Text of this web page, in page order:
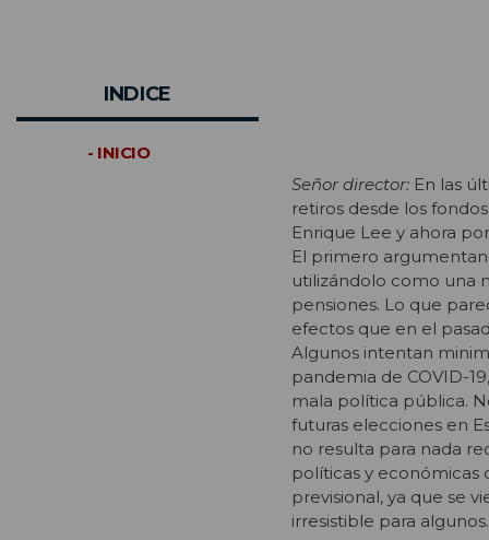
INDICE
- INICIO
Señor director: En las
retiros desde los
Enrique Lee y ahora
El primero
utilizándolo como una
pensiones. Lo que
efectos que en el
Algunos intentan
pandemia de COVID-
mala política pública.
futuras elecciones en
no resulta para nada
políticas y
previsional, ya que se
irresistible para algunos.